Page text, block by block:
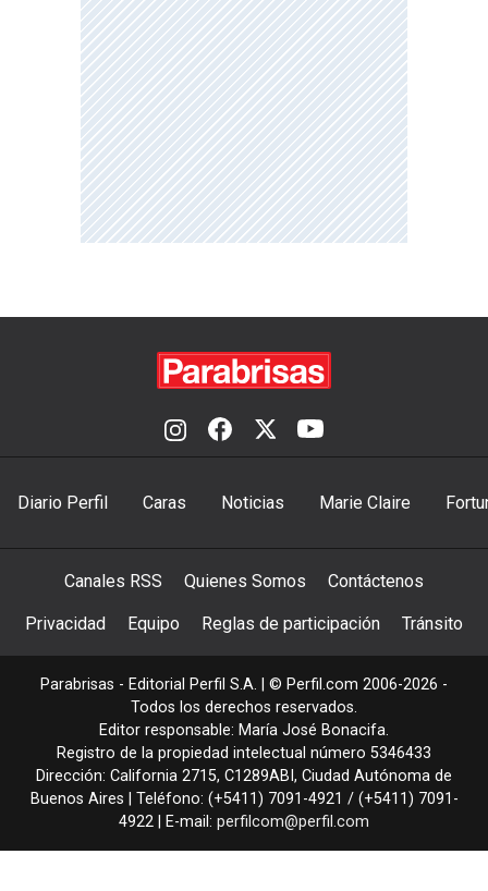
Diario Perfil Caras Noticias Marie Claire
Canales RSS Quienes Somos Contáctenos
Privacidad Equipo Reglas de participación Tránsito
Parabrisas - Editorial Perfil S.A. | © Perfil.com 2006-2026 -
Todos los derechos reservados.
Editor responsable: María José Bonacifa.
Registro de la propiedad intelectual número 5346433
Dirección: California 2715, C1289ABI , Ciudad Autónoma de
Buenos Aires | Teléfono: (+5411) 7091-4921 / (+5411) 7091-
4922 | E-mail: perfilcom@perfil.com